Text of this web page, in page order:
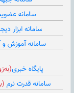
سامانه
سامانه ابزار
سامانه آموزش و
پایگاه خبری
سامانه قدرت نرم